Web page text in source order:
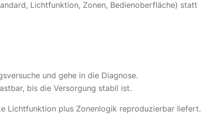
Lichtfunktion, Zonen, Bedienoberfläche) statt
und gehe in die Diagnose.
bis die Versorgung stabil ist.
Lichtfunktion plus Zonenlogik reproduzierbar liefert.